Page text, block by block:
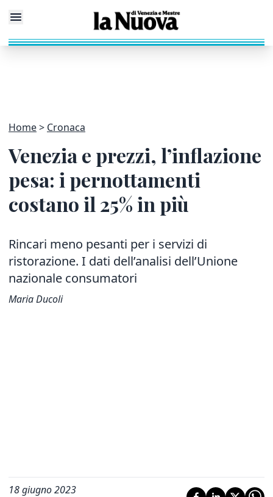
Home Cronaca
Venezia e prezzi, l’inflazione
pesa: i pernottamenti
costano il 25% in più
Rincari meno pesanti per i servizi di
ristorazione. I dati dell’analisi dell’Unione
nazionale consumatori
Maria Ducoli
18 giugno 2023